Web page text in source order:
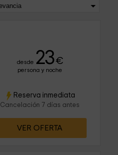
desde 23€
persona y noche
Reserva inmediata
Cancelación 7 días antes
VER OFERTA